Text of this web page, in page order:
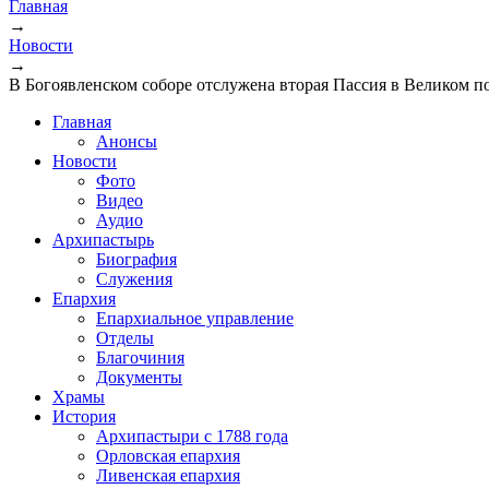
Вы здесь
Главная
→
Новости
→
В Богоявленском соборе отслужена вторая Пассия в Великом
Главная
Анонсы
Новости
Фото
Видео
Аудио
Архипастырь
Биография
Служения
Епархия
Епархиальное управление
Отделы
Благочиния
Документы
Храмы
История
Архипастыри с 1788 года
Орловская епархия
Ливенская епархия